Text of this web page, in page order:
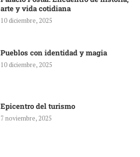
arte y vida cotidiana
10 diciembre, 2025
Pueblos con identidad y magia
10 diciembre, 2025
Epicentro del turismo
7 noviembre, 2025